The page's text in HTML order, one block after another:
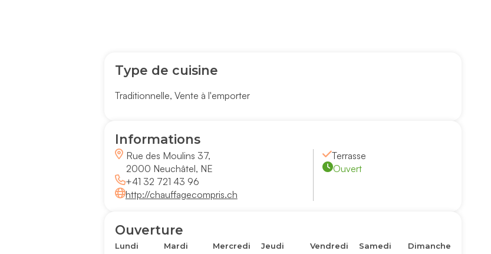
Type de cuisine
Traditionnelle, Vente à l'emporter
Informations
Rue des Moulins 37,
2000 Neuchâtel, NE
+41 32 721 43 96
http://chauffagecompris.ch
Terrasse
Ouvert
Ouverture
Lundi Mardi Mercredi Jeudi Vendredi Samedi Dimanche